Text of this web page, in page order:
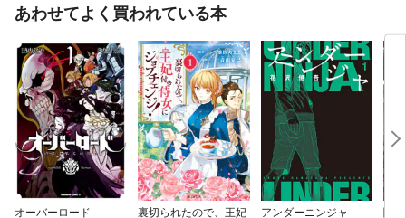
あわせてよく買われている本
オーバーロード
裏切られたので、王妃
アンダーニンジャ